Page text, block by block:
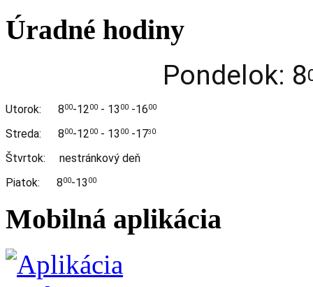
Úradné hodiny
Pondelok: 8
Utorok: 800-1200 - 13 00 -1600
Streda: 800-1200 - 13 00 -173 0
Štvrtok: nestránkový deň
Piatok: 800-13 00
Mobilná aplikácia